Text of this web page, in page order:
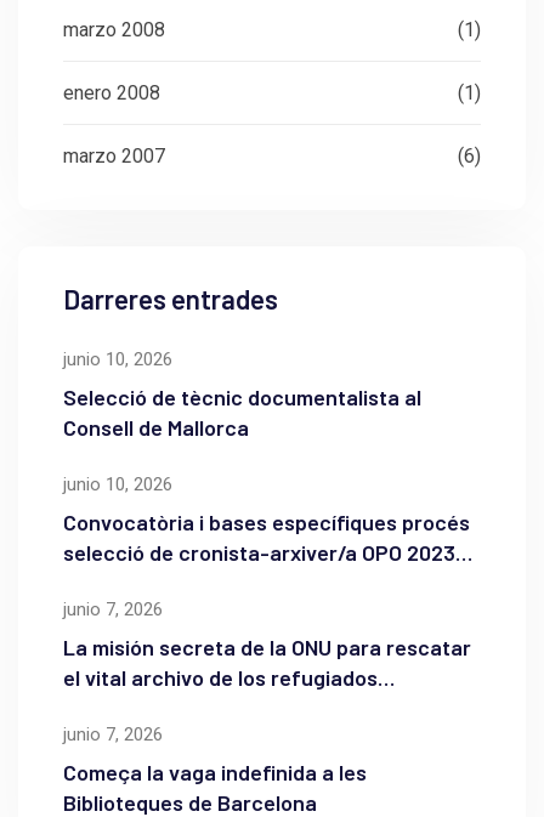
marzo 2008 (1)
enero 2008 (1)
marzo 2007 (6)
Darreres entrades
junio 10, 2026
Selecció de tècnic documentalista al
Consell de Mallorca
junio 10, 2026
Convocatòria i bases específiques procés
selecció de cronista-arxiver/a OPO 2023
junio 7, 2026
La misión secreta de la ONU para rescatar
el vital archivo de los refugiados
junio 7, 2026
Começa la vaga indefinida a les
Biblioteques de Barcelona